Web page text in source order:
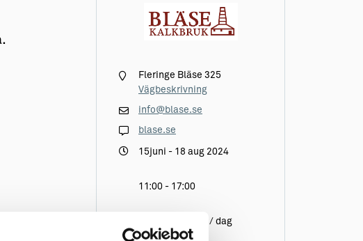
Fleringe Bläse 325
Vägbeskrivning
info@blase.se
blase.se
15juni - 18 aug 2024
11:00 - 17:00
Stentåget 3 ggr / dag